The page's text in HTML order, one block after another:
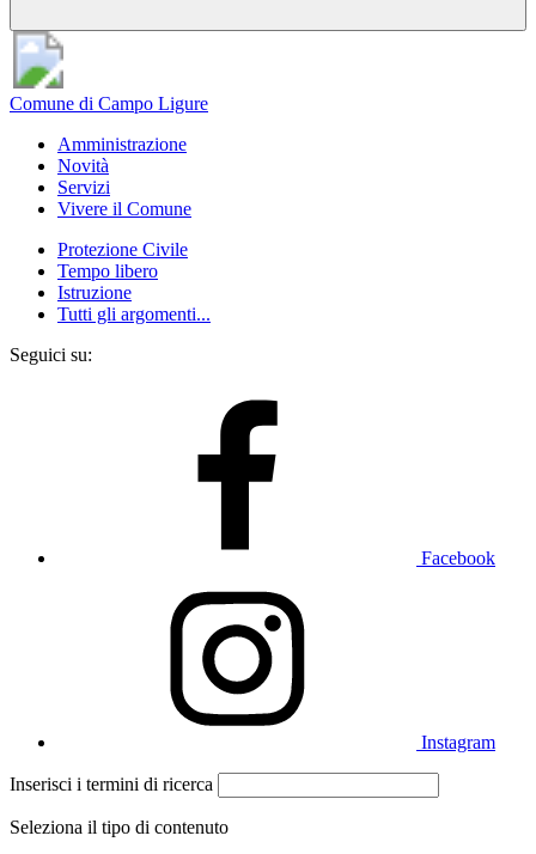
Comune di Campo Ligure
Amministrazione
Novità
Servizi
Vivere il Comune
Protezione Civile
Tempo libero
Istruzione
Tutti gli argomenti...
Seguici su:
Facebook
Instagram
Inserisci i termini di ricerca
Seleziona il tipo di contenuto